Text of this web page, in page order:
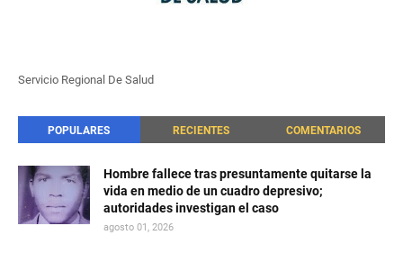
Servicio Regional De Salud
POPULARES RECIENTES COMENTARIOS
Hombre fallece tras presuntamente quitarse la
vida en medio de un cuadro depresivo;
autoridades investigan el caso
agosto 01, 2026